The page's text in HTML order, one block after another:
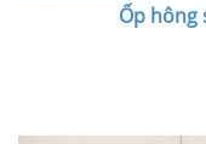
Ốp hông